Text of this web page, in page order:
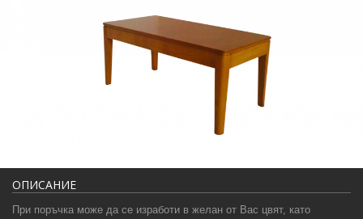
ОПИСАНИЕ
При поръчка може да се изработи в желан от Вас цвят, като